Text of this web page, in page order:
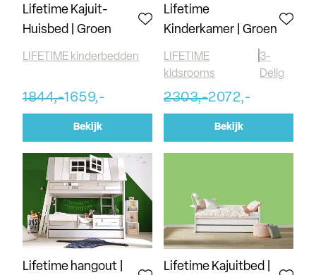
Lifetime Kajuit-
Huisbed | Groen
LIFETIME kinderbedden
1844,-1659,-
Bekijk
Lifetime
Kinderkamer | Groen
LIFETIME
kidsrooms
3-
Delig
2303,-2072,-
Bekijk
Lifetime hangout |
Lifetime Kajuitbed |